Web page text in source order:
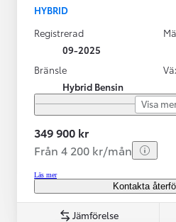
HYBRID
Registrerad
09-2025
Bränsle
Hybrid Bensin
Visa
349 900 kr
Från 4 200 kr/mån
Läs mer
Kontakta
Jämförelse